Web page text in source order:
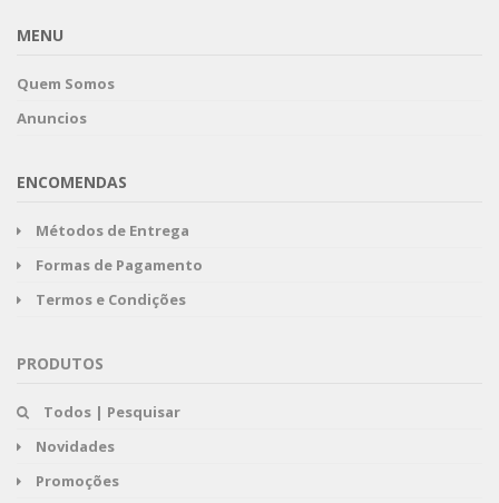
MENU
Quem Somos
Anuncios
ENCOMENDAS
Métodos de Entrega
Formas de Pagamento
Termos e Condições
PRODUTOS
Todos | Pesquisar
Novidades
Promoções